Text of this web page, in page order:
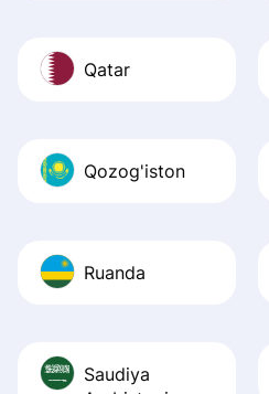
Qatar
Qozog'iston
Ruanda
Saudiya